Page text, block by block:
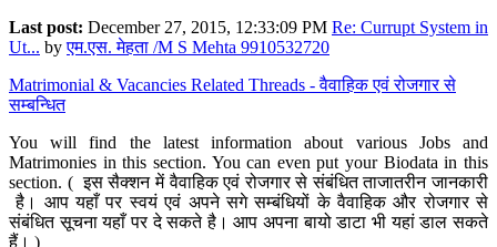
Last post: December 27, 2015, 12:33:09 PM Re: Currupt System in
Ut... byएम.एस. मेहता /M S Mehta 9910532720
Matrimonial & Vacancies Related Threads - वैवाहिक एवं रोजगार से
सम्बन्धित
You will find the latest information about various Jobs and
Matrimonies in this section. You can even put your Biodata in this
section. ( इस सैक्शन में वैवाहिक एवं रोजगार से संबंधित ताजातरीन जानकारी
है। आप यहाँ पर स्वयं एवं अपने सगे सम्बंधियों के वैवाहिक और रोजगार से
संबंधित सूचना यहाँ पर दे सकते है। आप अपना बायो डाटा भी यहां डाल सकते
हैं। )